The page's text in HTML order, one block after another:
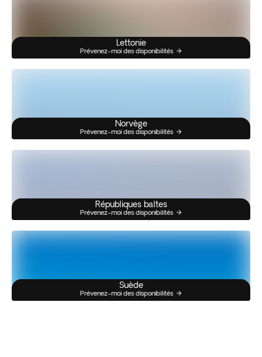
Lettonie
Prévenez-moi des disponibilités
Norvège
Prévenez-moi des disponibilités
Républiques baltes
Prévenez-moi des disponibilités
Suède
Prévenez-moi des disponibilités